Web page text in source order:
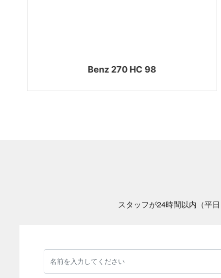
Benz 270 HC 98
スタッフが24時間以内（平